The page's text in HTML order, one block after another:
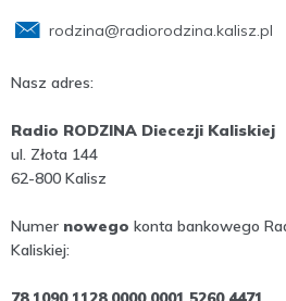
rodzina@radiorodzina.kalisz.pl
Nasz adres:
Radio RODZINA Diecezji Kaliskiej
ul. Złota 144
62-800 Kalisz
Numer nowego konta bankowego
Kaliskiej: